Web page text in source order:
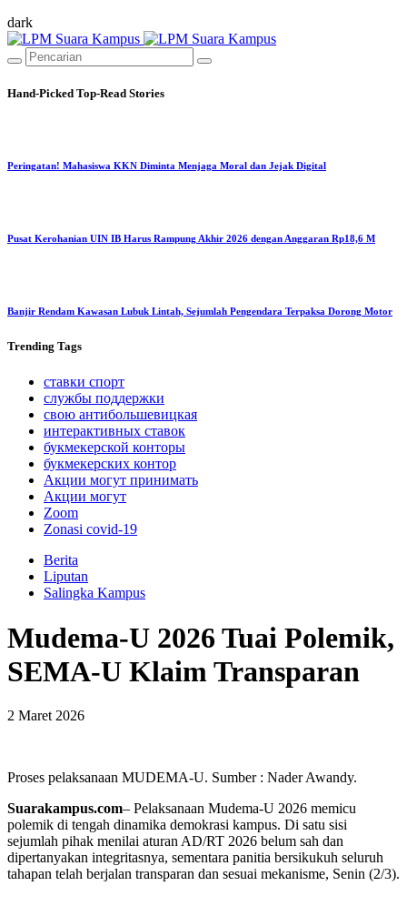
dark
Hand-Picked Top-Read Stories
Peringatan! Mahasiswa KKN Diminta Menjaga Moral dan Jejak Digital
Pusat Kerohanian UIN IB Harus Rampung Akhir 2026 dengan Anggaran Rp18,6 M
Banjir Rendam Kawasan Lubuk Lintah, Sejumlah Pengendara Terpaksa Dorong Motor
Trending Tags
ставки спорт
службы поддержки
свою антибольшевицкая
интерактивных ставок
букмекерской конторы
букмекерских контор
Акции могут принимать
Акции могут
Zoom
Zonasi covid-19
Berita
Liputan
Salingka Kampus
Mudema-U 2026 Tuai Polemik,
SEMA-U Klaim Transparan
2 Maret 2026
Proses pelaksanaan MUDEMA-U. Sumber : Nader Awandy.
Suarakampus.com– Pelaksanaan Mudema-U 2026 memicu
polemik di tengah dinamika demokrasi kampus. Di satu sisi
sejumlah pihak menilai aturan AD/RT 2026 belum sah dan
dipertanyakan integritasnya, sementara panitia bersikukuh seluruh
tahapan telah berjalan transparan dan sesuai mekanisme, Senin (2/3).